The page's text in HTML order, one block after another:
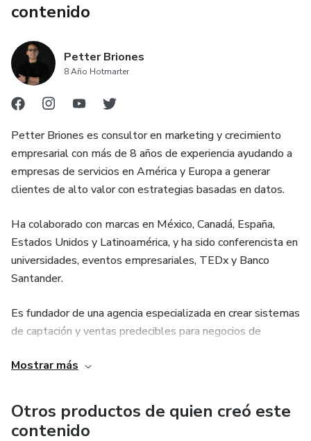
contenido
Petter Briones
8 Año Hotmarter
Petter Briones es consultor en marketing y crecimiento
empresarial con más de 8 años de experiencia ayudando a
empresas de servicios en América y Europa a generar
clientes de alto valor con estrategias basadas en datos.
Ha colaborado con marcas en México, Canadá, España,
Estados Unidos y Latinoamérica, y ha sido conferencista en
universidades, eventos empresariales, TEDx y Banco
Santander.
Es fundador de una agencia especializada en crear sistemas
de captación y ventas predecibles para negocios de
analítica y dirección comercial para transformar el
Mostrar más
Otros productos de quien creó este
contenido